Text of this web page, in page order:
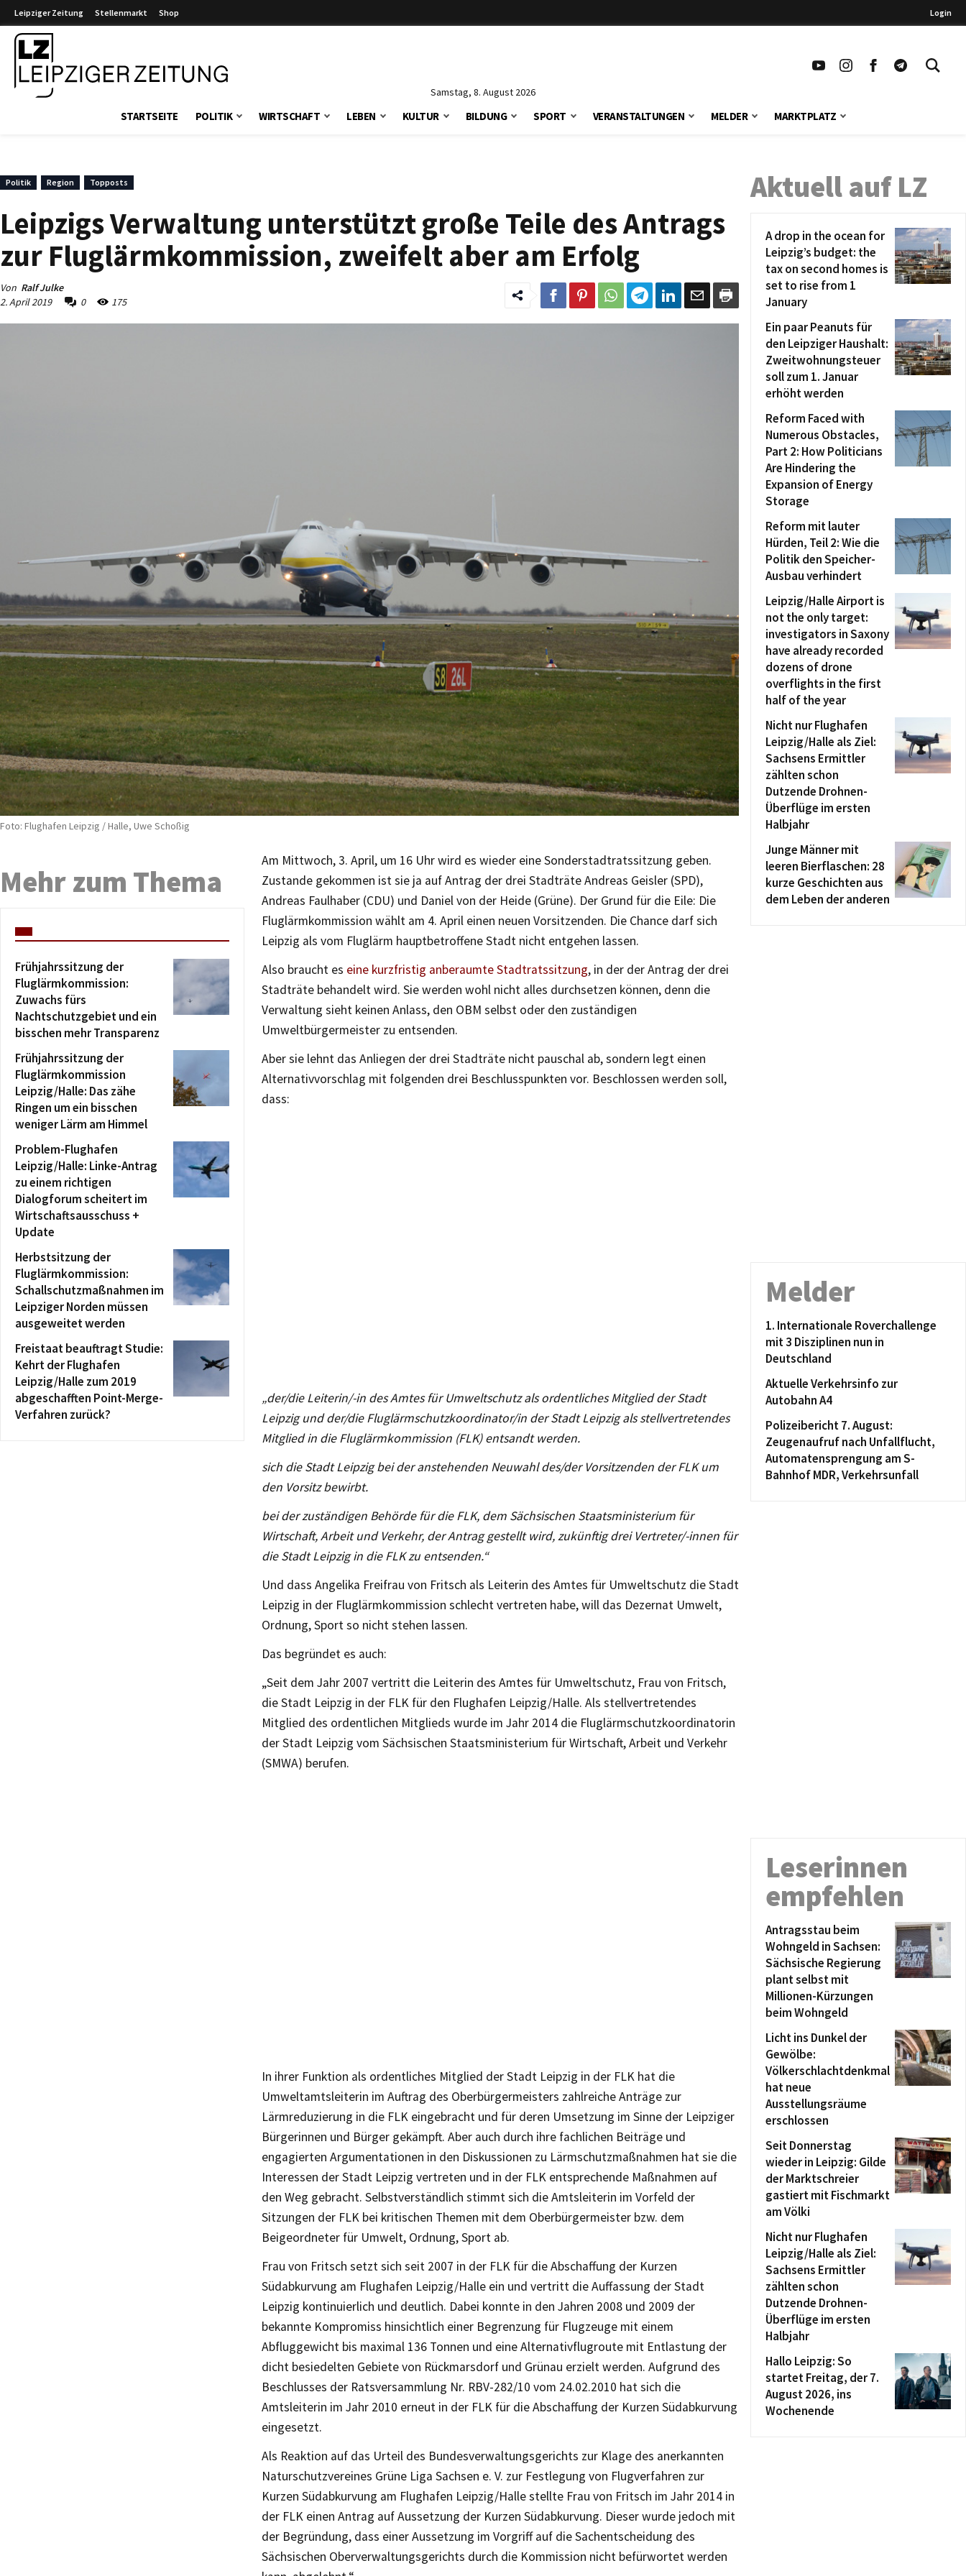
Leipziger Zeitung Stellenmarkt Shop Login
Samstag, 8. August 2026
STARTSEITE POLITIK WIRTSCHAFT LEBEN KULTUR BILDUNG SPORT VERANSTALTUNGEN MELDER MARKTPLATZ
Politik Region Topposts
Leipzigs Verwaltung unterstützt große Teile des Antrags
zur Fluglärmkommission, zweifelt aber am Erfolg
Von Ralf Julke
2. April 2019
0 175
Foto: Flughafen Leipzig / Halle, Uwe Schoßig
Am Mittwoch, 3. April, um 16 Uhr wird es wieder eine Sonderstadtratssitzung geben.
Zustande gekommen ist sie ja auf Antrag der drei Stadträte Andreas Geisler (SPD),
Andreas Faulhaber (CDU) und Daniel von der Heide (Grüne). Der Grund für die Eile: Die
Fluglärmkommission wählt am 4. April einen neuen Vorsitzenden. Die Chance darf sich
Leipzig als vom Fluglärm hauptbetroffene Stadt nicht entgehen lassen.
Also braucht es eine kurzfristig anberaumte Stadtratssitzung, in der der Antrag der drei
Stadträte behandelt wird. Sie werden wohl nicht alles durchsetzen können, denn die
Verwaltung sieht keinen Anlass, den OBM selbst oder den zuständigen
Umweltbürgermeister zu entsenden.
Aber sie lehnt das Anliegen der drei Stadträte nicht pauschal ab, sondern legt einen
Alternativvorschlag mit folgenden drei Beschlusspunkten vor. Beschlossen werden soll,
dass:
„der/die Leiterin/-in des Amtes für Umweltschutz als ordentliches Mitglied der Stadt
Leipzig und der/die Fluglärmschutzkoordinator/in der Stadt Leipzig als stellvertretendes
Mitglied in die Fluglärmkommission (FLK) entsandt werden.
sich die Stadt Leipzig bei der anstehenden Neuwahl des/der Vorsitzenden der FLK um
den Vorsitz bewirbt.
bei der zuständigen Behörde für die FLK, dem Sächsischen Staatsministerium für
Wirtschaft, Arbeit und Verkehr, der Antrag gestellt wird, zukünftig drei Vertreter/-innen für
die Stadt Leipzig in die FLK zu entsenden.“
Und dass Angelika Freifrau von Fritsch als Leiterin des Amtes für Umweltschutz die Stadt
Leipzig in der Fluglärmkommission schlecht vertreten habe, will das Dezernat Umwelt,
Ordnung, Sport so nicht stehen lassen.
Das begründet es auch:
„Seit dem Jahr 2007 vertritt die Leiterin des Amtes für Umweltschutz, Frau von Fritsch,
die Stadt Leipzig in der FLK für den Flughafen Leipzig/Halle. Als stellvertretendes
Mitglied des ordentlichen Mitglieds wurde im Jahr 2014 die Fluglärmschutzkoordinatorin
der Stadt Leipzig vom Sächsischen Staatsministerium für Wirtschaft, Arbeit und Verkehr
(SMWA) berufen.
In ihrer Funktion als ordentliches Mitglied der Stadt Leipzig in der FLK hat die
Umweltamtsleiterin im Auftrag des Oberbürgermeisters zahlreiche Anträge zur
Lärmreduzierung in die FLK eingebracht und für deren Umsetzung im Sinne der Leipziger
Bürgerinnen und Bürger gekämpft. Aber auch durch ihre fachlichen Beiträge und
engagierten Argumentationen in den Diskussionen zu Lärmschutzmaßnahmen hat sie die
Interessen der Stadt Leipzig vertreten und in der FLK entsprechende Maßnahmen auf
den Weg gebracht. Selbstverständlich stimmt sich die Amtsleiterin im Vorfeld der
Sitzungen der FLK bei kritischen Themen mit dem Oberbürgermeister bzw. dem
Beigeordneter für Umwelt, Ordnung, Sport ab.
Frau von Fritsch setzt sich seit 2007 in der FLK für die Abschaffung der Kurzen
Südabkurvung am Flughafen Leipzig/Halle ein und vertritt die Auffassung der Stadt
Leipzig kontinuierlich und deutlich. Dabei konnte in den Jahren 2008 und 2009 der
bekannte Kompromiss hinsichtlich einer Begrenzung für Flugzeuge mit einem
Abfluggewicht bis maximal 136 Tonnen und eine Alternativflugroute mit Entlastung der
dicht besiedelten Gebiete von Rückmarsdorf und Grünau erzielt werden. Aufgrund des
Beschlusses der Ratsversammlung Nr. RBV-282/10 vom 24.02.2010 hat sich die
Amtsleiterin im Jahr 2010 erneut in der FLK für die Abschaffung der Kurzen Südabkurvung
eingesetzt.
Als Reaktion auf das Urteil des Bundesverwaltungsgerichts zur Klage des anerkannten
Naturschutzvereines Grüne Liga Sachsen e. V. zur Festlegung von Flugverfahren zur
Kurzen Südabkurvung am Flughafen Leipzig/Halle stellte Frau von Fritsch im Jahr 2014 in
der FLK einen Antrag auf Aussetzung der Kurzen Südabkurvung. Dieser wurde jedoch mit
der Begründung, dass einer Aussetzung im Vorgriff auf die Sachentscheidung des
Sächsischen Oberverwaltungsgerichts durch die Kommission nicht befürwortet werden
Mehr zum Thema
Frühjahrssitzung der
Fluglärmkommission:
Zuwachs fürs
Nachtschutzgebiet und ein
bisschen mehr Transparenz
Frühjahrssitzung der
Fluglärmkommission
Leipzig/Halle: Das zähe
Ringen um ein bisschen
weniger Lärm am Himmel
Problem-Flughafen
Leipzig/Halle: Linke-Antrag
zu einem richtigen
Dialogforum scheitert im
Wirtschaftsausschuss +
Update
Herbstsitzung der
Fluglärmkommission:
Schallschutzmaßnahmen im
Leipziger Norden müssen
ausgeweitet werden
Freistaat beauftragt Studie:
Kehrt der Flughafen
Leipzig/Halle zum 2019
abgeschafften Point-Merge-
Verfahren zurück?
Aktuell auf LZ
A drop in the ocean for
Leipzig’s budget: the
tax on second homes is
set to rise from 1
January
Ein paar Peanuts für
den Leipziger Haushalt:
Zweitwohnungsteuer
soll zum 1. Januar
erhöht werden
Reform Faced with
Numerous Obstacles,
Part 2: How Politicians
Are Hindering the
Expansion of Energy
Storage
Reform mit lauter
Hürden, Teil 2: Wie die
Politik den Speicher-
Ausbau verhindert
Leipzig/Halle Airport is
not the only target:
investigators in Saxony
have already recorded
dozens of drone
overflights in the first
half of the year
Nicht nur Flughafen
Leipzig/Halle als Ziel:
Sachsens Ermittler
zählten schon
Dutzende Drohnen-
Überflüge im ersten
Halbjahr
Junge Männer mit
leeren Bierflaschen: 28
kurze Geschichten aus
dem Leben der anderen
Melder
1. Internationale Roverchallenge
mit 3 Disziplinen nun in
Deutschland
Aktuelle Verkehrsinfo zur
Autobahn A4
Polizeibericht 7. August:
Zeugenaufruf nach Unfallflucht,
Automatensprengung am S-
Bahnhof MDR, Verkehrsunfall
Leserinnen
empfehlen
Antragsstau beim
Wohngeld in Sachsen:
Sächsische Regierung
plant selbst mit
Millionen-Kürzungen
beim Wohngeld
Licht ins Dunkel der
Gewölbe:
Völkerschlachtdenkmal
hat neue
Ausstellungsräume
erschlossen
Seit Donnerstag
wieder in Leipzig: Gilde
der Marktschreier
gastiert mit Fischmarkt
am Völki
Nicht nur Flughafen
Leipzig/Halle als Ziel:
Sachsens Ermittler
zählten schon
Dutzende Drohnen-
Überflüge im ersten
Halbjahr
Hallo Leipzig: So
startet Freitag, der 7.
August 2026, ins
Wochenende